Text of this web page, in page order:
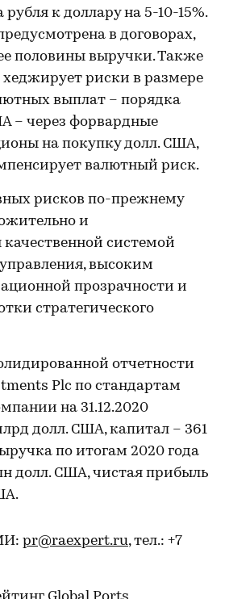
к доллару на 5-10-15%.
в договорах,
половины выручки. Также
хеджирует риски в размере
выплат – порядка
– через форвардные
на покупку долл. США,
валютный риск.
рисков по-прежнему
и
качественной системой
высоким
прозрачности и
стратегического
отчетности
Plc по стандартам
на 31.12.2020
долл. США, капитал – 361
по итогам 2020 года
долл. США, чистая прибыль
pr@raexpert.ru, тел.: +7